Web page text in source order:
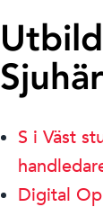
S i Väst
Digital